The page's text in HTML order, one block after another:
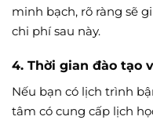
minh bạch, rõ ràng sẽ
chi phí sau này.
4. Thời gian đào tạo
Nếu bạn có lịch trình
tâm có cung cấp lịch